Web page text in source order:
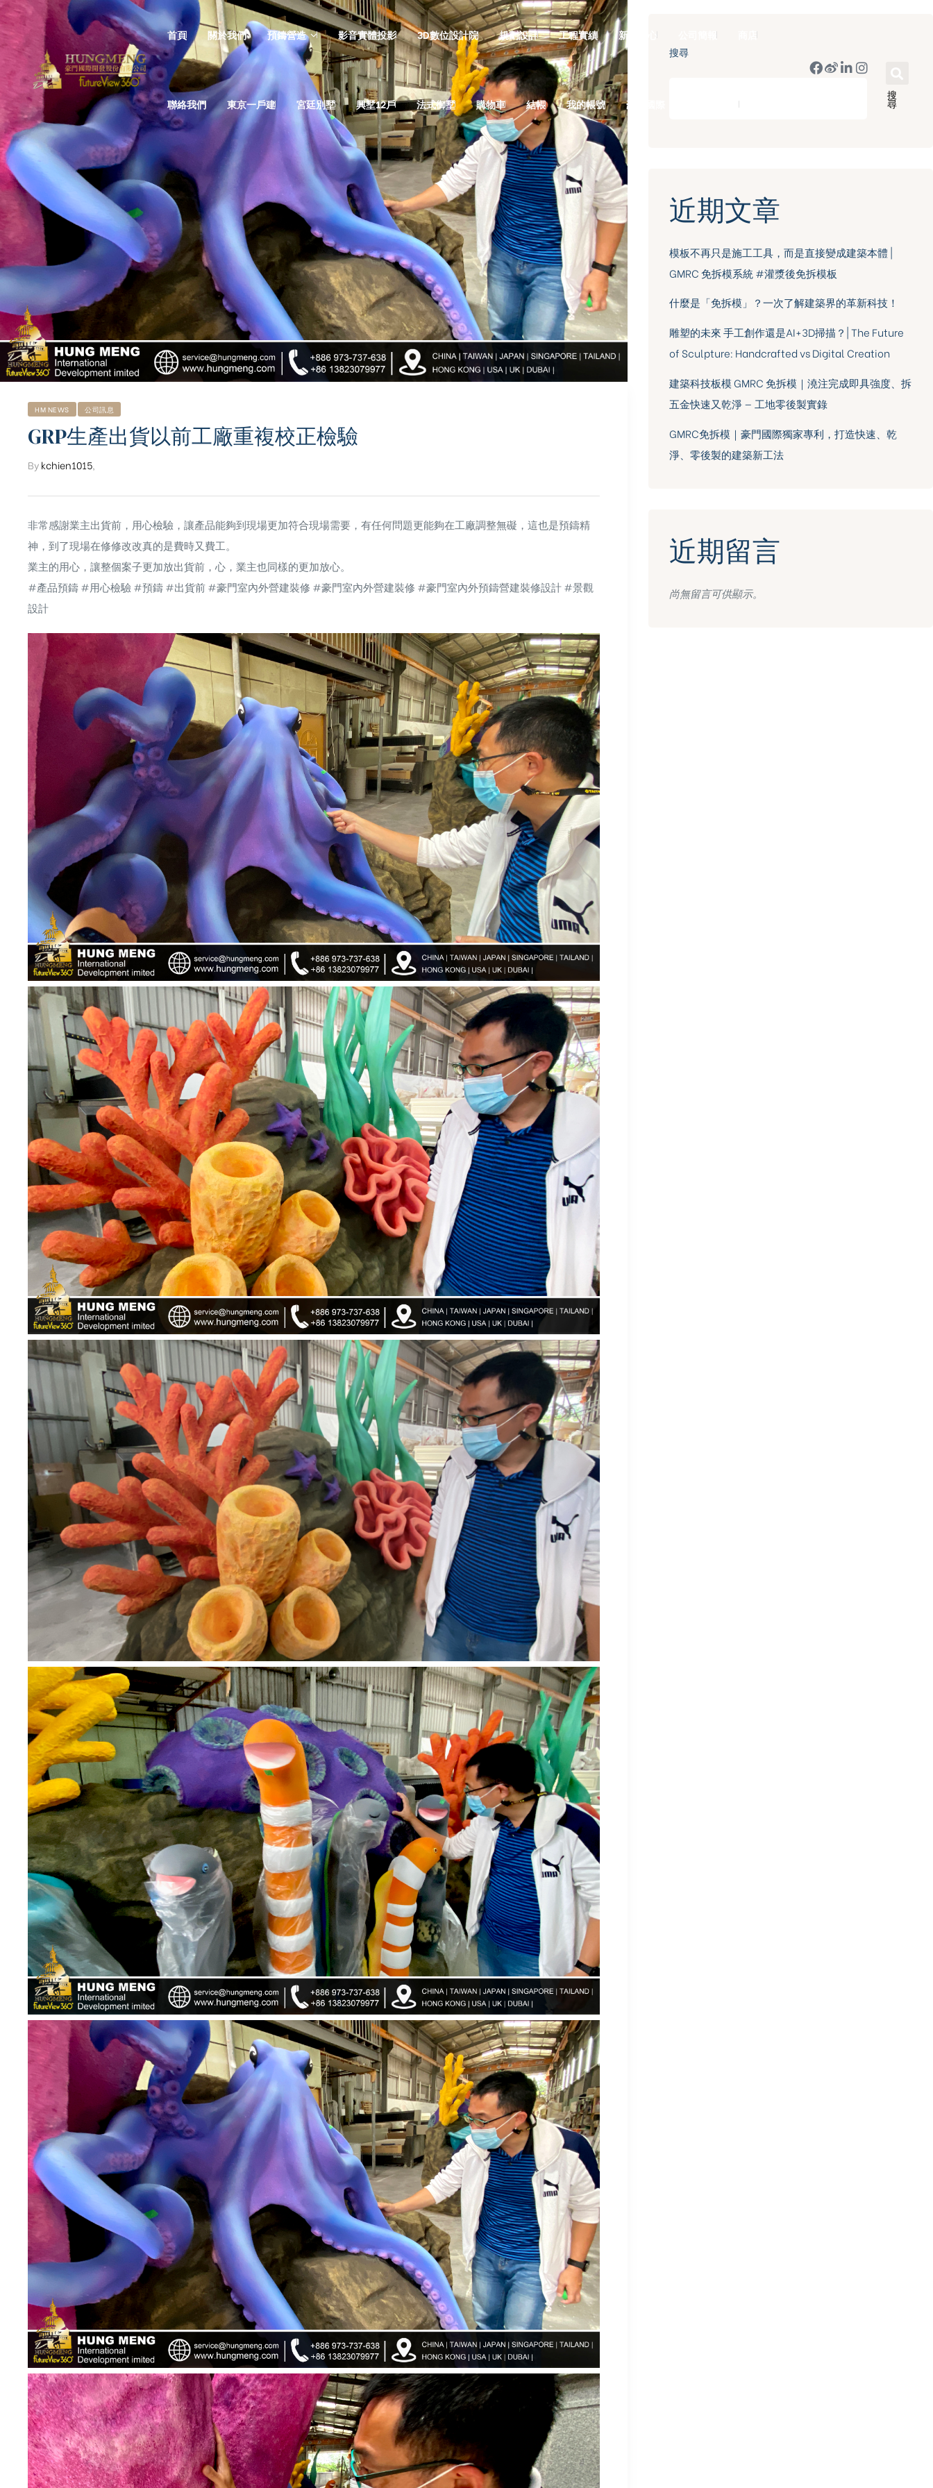
首頁 關於我們 預鑄營造 影音實體投影 3D數位設計院 規劃設計 工程實績 新聞中心 公司簡報 商店
聯絡我們 東京一戶建 宮廷別墅 興墅12戶 法式御墅 購物車 結帳 我的帳號 豪門國際 ｜ 50週年里程碑
HM NEWS 公司訊息
GRP生產出貨以前工廠重複校正檢驗
Bykchien1015
非常感謝業主出貨前，用心檢驗，讓產品能夠到現場更加符合現場需要，有任何問題更能夠在工廠調整無礙，這也是預鑄精
神，到了現場在修修改改真的是費時又費工。
業主的用心，讓整個案子更加放出貨前，心，業主也同樣的更加放心。
#產品預鑄#用心檢驗#預鑄#出貨前#豪門室內外營建裝修 #豪門室內外營建裝修 #豪門室內外預鑄營建裝修設計 #景觀
設計
搜尋
搜
尋
近期文章
模板不再只是施工工具，而是直接變成建築本體 |
GMRC 免拆模系統 #灌漿後免拆模板
什麼是「免拆模」？一次了解建築界的革新科技！
雕塑的未來 手工創作還是AI+3D掃描？| The Future
of Sculpture: Handcrafted vs Digital Creation
建築科技板模 GMRC 免拆模｜澆注完成即具強度、拆
五金快速又乾淨 — 工地零後製實錄
GMRC免拆模｜豪門國際獨家專利，打造快速、乾
淨、零後製的建築新工法
近期留言
尚無留言可供顯示。
含日本